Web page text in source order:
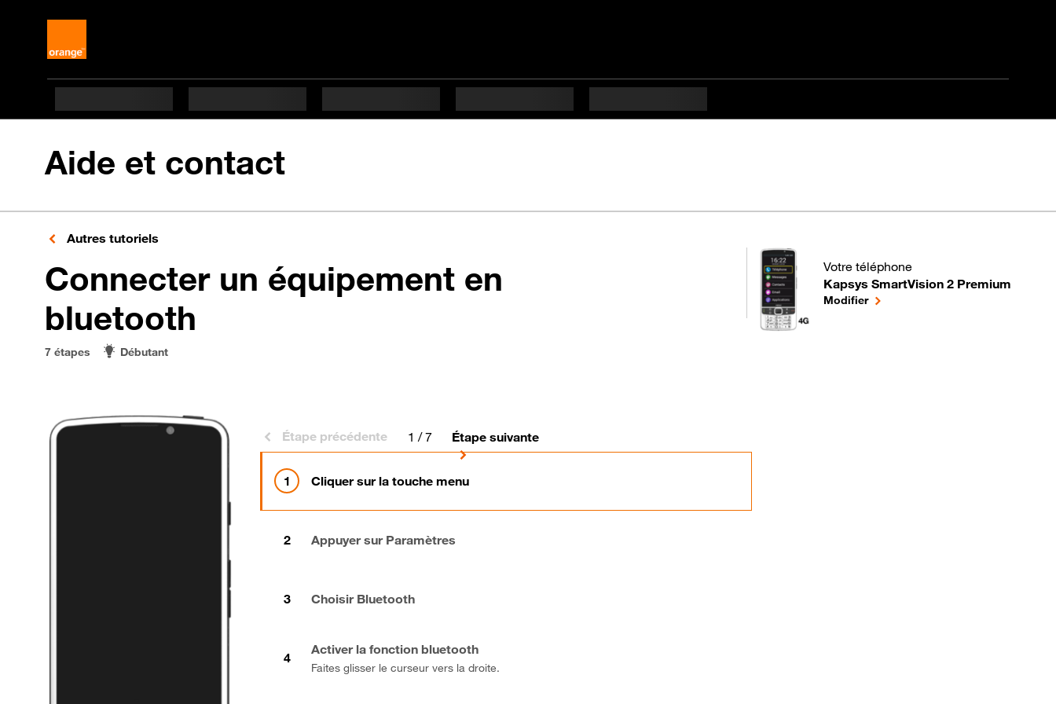
Aide et contact
Autres tutoriels
Connecter un équipement en
bluetooth
7 étapes Débutant
Votre téléphone
Kapsys SmartVision 2 Premium
pour votre Kapsys SmartVision 2 Premium
Modifierle téléphone sélectionné
Étape précédente 1 / 7 Étape suivante
Cliquer sur la touche menu
Appuyer sur Paramètres
Choisir Bluetooth
Activer la fonction bluetooth
Faites glisser le curseur vers la droite.